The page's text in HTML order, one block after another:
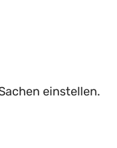
einstellen.